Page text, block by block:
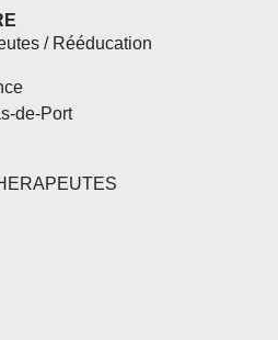
/ Rééducation
de-Port